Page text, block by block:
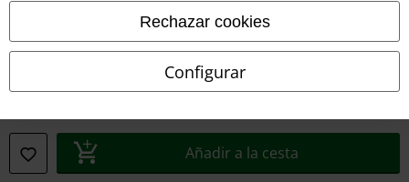
Rechazar cookies
Configurar
Añadir a la cesta
Tiendas EMP online
EMP International
EMP France
EMP Deutschland